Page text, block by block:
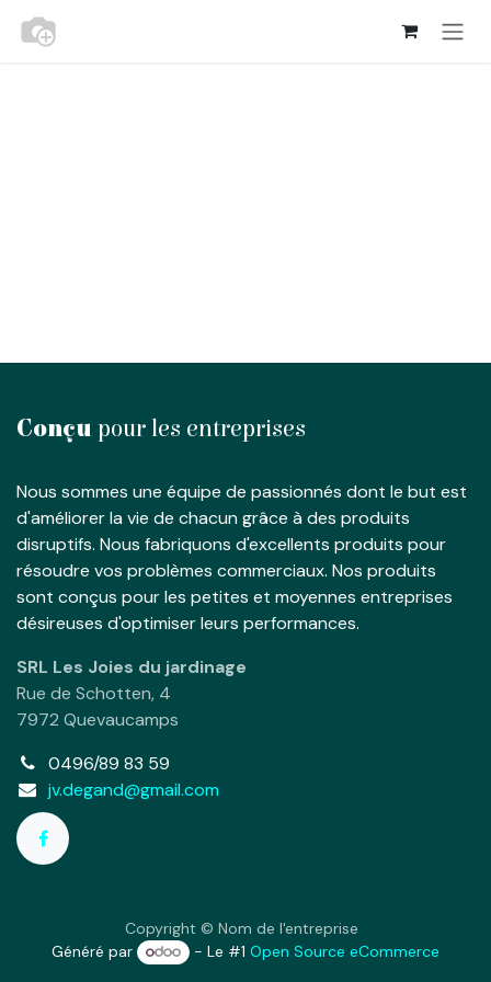
Se rendre au contenu
Conçu pour les entreprises
Nous sommes une équipe de passionnés dont le but est
d'améliorer la vie de chacun grâce à des produits
disruptifs. Nous fabriquons d'excellents produits pour
résoudre vos problèmes commerciaux. Nos produits
sont conçus pour les petites et moyennes entreprises
désireuses d'optimiser leurs performances.
SRL Les Joies du jardinage
Rue de Schotten, 4
7972 Quevaucamps
0496/89 83 59
jv.degand@gmail.com
Copyright © Nom de l'entreprise
Généré par
- Le #1Open Source eCommerce